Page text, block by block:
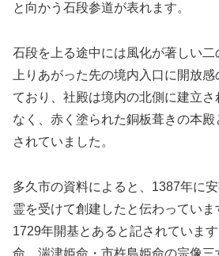
と向かう石段参道が表れます。
石段を上る途中には風化が著しい二
上りあがった先の境内入口に開放
ており、社殿は境内の北側に建立
なく、赤く塗られた銅板葺きの本
されていました。
多久市の資料によると、1387年に
霊を受けて創建したと伝わってい
1729年開基とあると記されていま
命、湍津姫命・市杵島姫命の宗像三